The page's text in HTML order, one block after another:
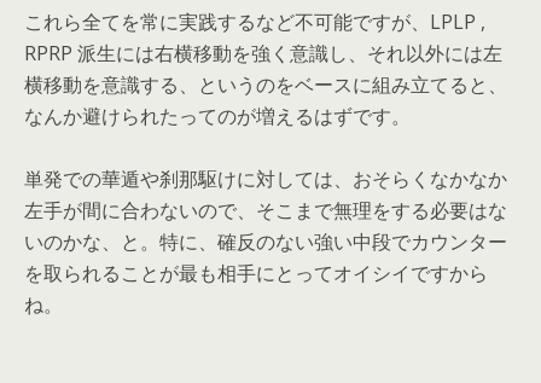
これら全てを常に実践するなど不可能ですが、LPLP ,
RPRP 派生には右横移動を強く意識し、それ以外には左
横移動を意識する、というのをベースに組み立てると、
なんか避けられたってのが増えるはずです。
単発での華遁や刹那駆けに対しては、おそらくなかなか
左手が間に合わないので、そこまで無理をする必要はな
いのかな、と。特に、確反のない強い中段でカウンター
を取られることが最も相手にとってオイシイですから
ね。